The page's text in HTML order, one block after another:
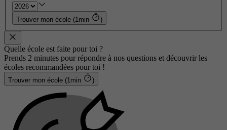
Trouver mon école (1min )
Quelle école est faite pour toi ?
Prends 2 minutes pour répondre à nos questions et découvrir les
écoles recommandées pour toi !
Trouver mon école (1min )